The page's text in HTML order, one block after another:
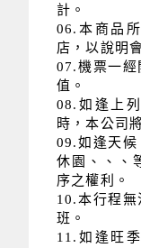
計。
06.本商品
店，以說明
07.機票一經
值。
08.如逢上
時，本公司
09.如逢天候
休園、、、
序之權利。
10.本行程
班。
11.如逢旺